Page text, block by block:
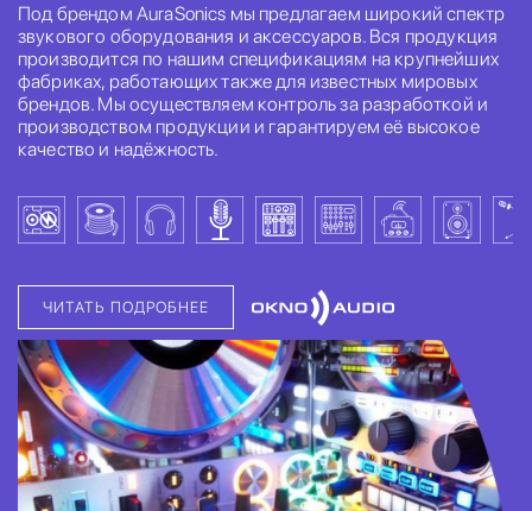
Под брендом AuraSonics мы предлагаем широкий спектр
звукового оборудования и аксессуаров. Вся продукция
производится по нашим спецификациям на крупнейших
фабриках, работающих также для известных мировых
брендов. Мы осуществляем контроль за разработкой и
производством продукции и гарантируем её высокое
качество и надёжность.
ЧИТАТЬ ПОДРОБНЕЕ